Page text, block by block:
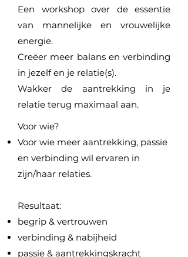
Een workshop over de essentie
van mannelijke en vrouwelijke
energie.
Creëer meer balans en verbinding
in jezelf en je relatie(s).
Wakker de aantrekking in je
relatie terug maximaal aan.
Voor wie?
Voor wie meer aantrekking, passie
en verbinding wil ervaren in
zijn/haar relaties.
Resultaat:
begrip & vertrouwen
verbinding & nabijheid
passie & aantrekkingskracht